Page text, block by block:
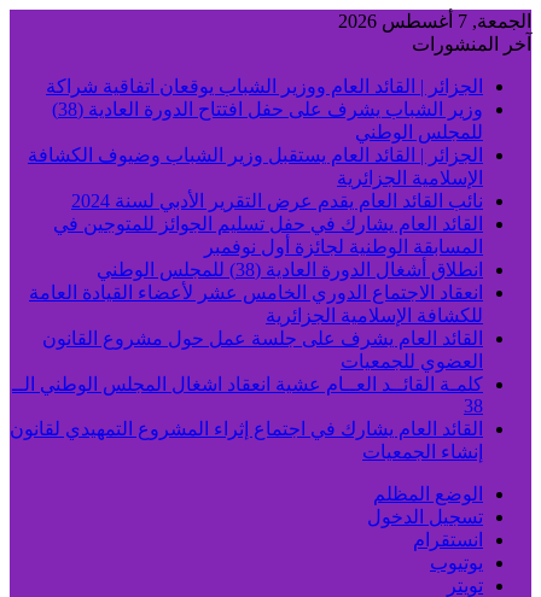
الجمعة, 7 أغسطس 2026
آخر المنشورات
الجزائر | القائد العام ووزير الشباب يوقعان اتفاقية شراكة
وزير الشباب يشرف على حفل افتتاح الدورة العادية (38)
للمجلس الوطني
الجزائر | القائد العام يستقبل وزير الشباب وضيوف الكشافة
الإسلامية الجزائرية
نائب القائد العام يقدم عرض التقرير الأدبي لسنة 2024
القائد العام يشارك في حفل تسليم الجوائز للمتوجين في
المسابقة الوطنية لجائزة أول نوفمبر
انطلاق أشغال الدورة العادية (38) للمجلس الوطني
انعقاد الاجتماع الدوري الخامس عشر لأعضاء القيادة العامة
للكشافة الإسلامية الجزائرية
القائد العام يشرف على جلسة عمل حول مشروع القانون
العضوي للجمعيات
كلمـة القائــد العــام عشية انعقاد اشغال المجلس الوطني الــ
38
القائد العام يشارك في اجتماع إثراء المشروع التمهيدي لقانون
إنشاء الجمعيات
الوضع المظلم
تسجيل الدخول
انستقرام
يوتيوب
تويتر